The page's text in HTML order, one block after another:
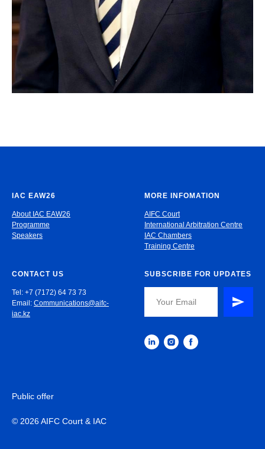
IAC EAW26
About IAC EAW26
Programme
Speakers
MORE INFOMATION
AIFC Court
International Arbitration Centre
IAC Chambers
Training Centre
CONTACT US
Tel: +7 (7172) 64 73 73
Email: Communications@aifc-
iac.kz
SUBSCRIBE FOR UPDATES
Public offer
© 2026 AIFC Court & IAC